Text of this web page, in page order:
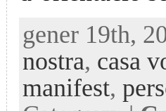
gener 19th,
nostra, casa
manifest,